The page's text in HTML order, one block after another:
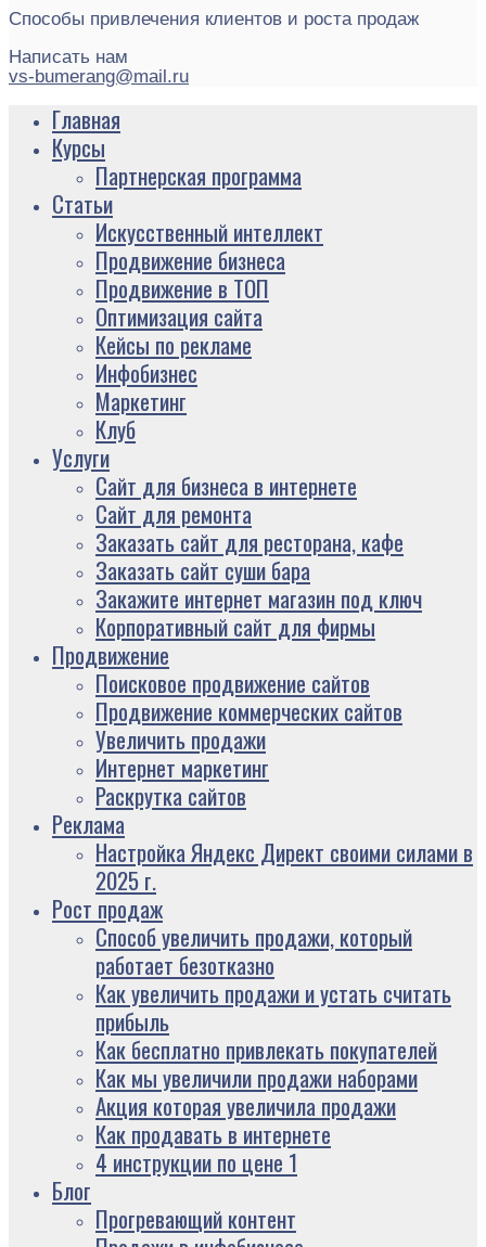
Способы привлечения клиентов и роста продаж
Написать нам
vs-bumerang@mail.ru
Главная
Курсы
Партнерская программа
Статьи
Искусственный интеллект
Продвижение бизнеса
Продвижение в ТОП
Оптимизация сайта
Кейсы по рекламе
Инфобизнес
Маркетинг
Клуб
Услуги
Сайт для бизнеса в интернете
Сайт для ремонта
Заказать сайт для ресторана, кафе
Заказать сайт суши бара
Закажите интернет магазин под ключ
Корпоративный сайт для фирмы
Продвижение
Поисковое продвижение сайтов
Продвижение коммерческих сайтов
Увеличить продажи
Интернет маркетинг
Раскрутка сайтов
Реклама
Настройка Яндекс Директ своими силами в
2025 г.
Рост продаж
Способ увеличить продажи, который
работает безотказно
Как увеличить продажи и устать считать
прибыль
Как бесплатно привлекать покупателей
Как мы увеличили продажи наборами
Акция которая увеличила продажи
Как продавать в интернете
4 инструкции по цене 1
Блог
Прогревающий контент